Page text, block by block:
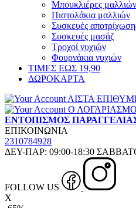
Μπουκλιέρες μαλλιών
Πιστολάκια μαλλιών
Συσκευές
Συσκευές μασάζ
Τροχοί νυχιών
Φουρνάκια νυχιών
ΤΙΜΕΣ ΕΩΣ 19,90
ΔΩΡΟΚΑΡΤΑ
ΛΙΣΤΑ
Ο
ΕΝΤΟΠΙΣΜΟΣ
ΕΠΙΚΟΙΝΩΝΙΑ
2310784928
ΔΕΥ-ΠΑΡ: 09:00-18:30
FOLLOW US
X